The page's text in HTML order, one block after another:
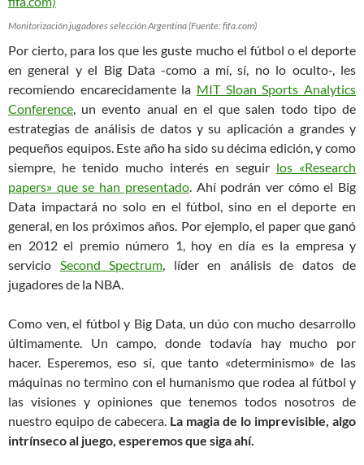
Monitorización jugadores selección Argentina (Fuente: fifa.com)
Por cierto, para los que les guste mucho el fútbol o el deporte
en general y el Big Data -como a mí, sí, no lo oculto-, les
recomiendo encarecidamente la MIT Sloan Sports Analytics
Conference, un evento anual en el que salen todo tipo de
estrategias de análisis de datos y su aplicación a grandes y
pequeños equipos. Este año ha sido su décima edición, y como
siempre, he tenido mucho interés en seguir los «Research
papers» que se han presentado. Ahí podrán ver cómo el Big
Data impactará no solo en el fútbol, sino en el deporte en
general, en los próximos años. Por ejemplo, el paper que ganó
en 2012 el premio número 1, hoy en día es la empresa y
servicio Second Spectrum, líder en análisis de datos de
jugadores de la NBA.
Como ven, el fútbol y Big Data, un dúo con mucho desarrollo
últimamente. Un campo, donde todavía hay mucho por
hacer. Esperemos, eso sí, que tanto «determinismo» de las
máquinas no termino con el humanismo que rodea al fútbol y
las visiones y opiniones que tenemos todos nosotros de
nuestro equipo de cabecera. La magia de lo imprevisible, algo
intrínseco al juego, esperemos que siga ahí.